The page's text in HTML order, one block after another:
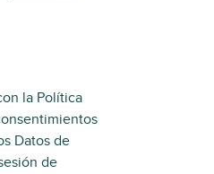
la Política
Datos de
de